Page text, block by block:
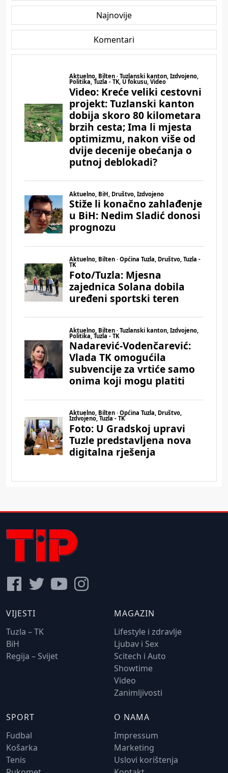
Najnovije
Komentari
VIJESTI
Tuzla – TK
BiH
Regija – Svijet
MAGAZIN
Lifestyle i zdravlje
Ljubav i Sex
Scitech i Auto
Showtime
Video
Zanimljivosti
SPORT
Fudbal
Košarka
Tenis
O NAMA
Impressum
Marketing
Uslovi korištenja